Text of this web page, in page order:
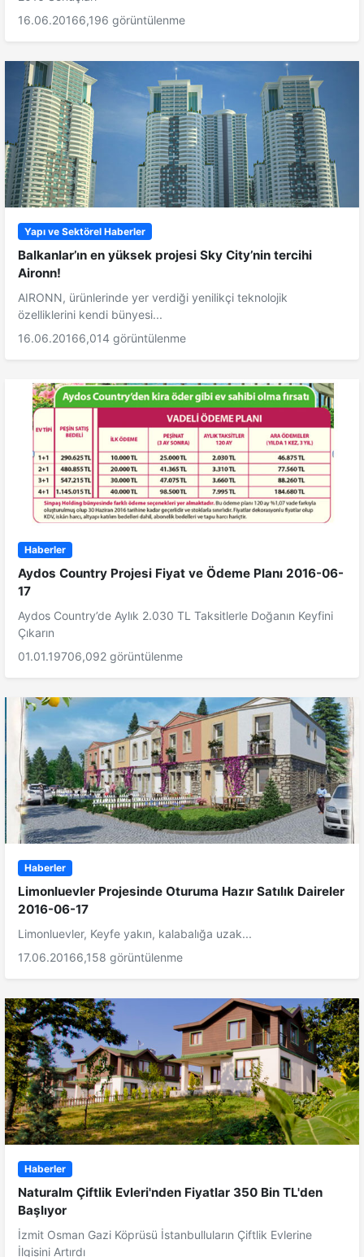
16.06.20166,196 görüntülenme
Yapı ve Sektörel Haberler
Balkanlar’ın en yüksek projesi Sky City’nin tercihi
Aironn!
AIRONN, ürünlerinde yer verdiği yenilikçi teknolojik
özelliklerini kendi bünyesi...
16.06.20166,014 görüntülenme
Haberler
Aydos Country Projesi Fiyat ve Ödeme Planı 2016-06-
17
Aydos Country’de Aylık 2.030 TL Taksitlerle Doğanın Keyfini
Çıkarın
01.01.19706,092 görüntülenme
Haberler
Limonluevler Projesinde Oturuma Hazır Satılık Daireler
2016-06-17
Limonluevler, Keyfe yakın, kalabalığa uzak...
17.06.20166,158 görüntülenme
Haberler
Naturalm Çiftlik Evleri'nden Fiyatlar 350 Bin TL'den
Başlıyor
İzmit Osman Gazi Köprüsü İstanbulluların Çiftlik Evlerine
İlgisini Artırdı